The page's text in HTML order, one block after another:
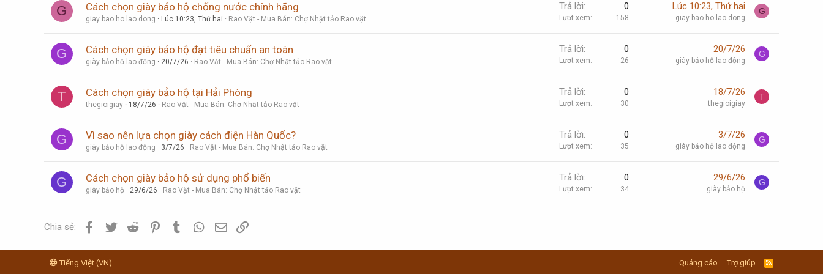
G Cách chọn giày bảo hộ chống nước chính hãng
giay bao ho lao dong Lúc 10:23, Thứ hai Rao Vặt - Mua Bán: Chợ Nhật tảo Rao vặt
Trả lời 0
Lượt xem 158
Lúc 10:23, Thứ hai
giay bao ho lao dong
G
G Cách chọn giày bảo hộ đạt tiêu chuẩn an toàn
giày bảo hộ lao động 20/7/26 Rao Vặt - Mua Bán: Chợ Nhật tảo Rao vặt
Trả lời 0
Lượt xem 26
20/7/26
giày bảo hộ lao động
G
T Cách chọn giày bảo hộ tại Hải Phòng
thegioigiay 18/7/26 Rao Vặt - Mua Bán: Chợ Nhật tảo Rao vặt
Trả lời 0
Lượt xem 30
18/7/26
thegioigiay
T
G Vì sao nên lựa chọn giày cách điện Hàn Quốc?
giày bảo hộ lao động 3/7/26 Rao Vặt - Mua Bán: Chợ Nhật tảo Rao vặt
Trả lời 0
Lượt xem 35
3/7/26
giày bảo hộ lao động
G
G Cách chọn giày bảo hộ sử dụng phổ biến
giày bảo hộ 29/6/26 Rao Vặt - Mua Bán: Chợ Nhật tảo Rao vặt
Trả lời 0
Lượt xem 34
29/6/26
giày bảo hộ
G
Chia sẻ: Facebook
Twitter Reddit PinterestTumblr WhatsApp
Email
Tiếng Việt (VN) Quảng cáo Trợ giúp
R
S